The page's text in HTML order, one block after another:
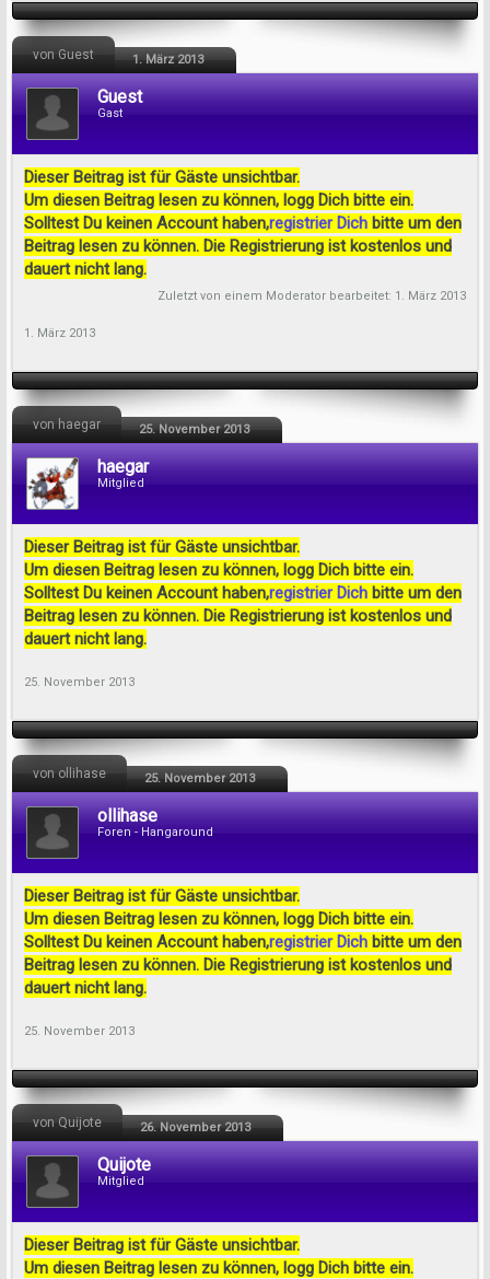
von Guest 1. März 2013
Guest
Gast
Dieser Beitrag ist für Gäste unsichtbar.
Um diesen Beitrag lesen zu können, logg Dich bitte ein.
Solltest Du keinen Account haben,registrier Dich bitte um den
Beitrag lesen zu können. Die Registrierung ist kostenlos und
dauert nicht lang.
Zuletzt von einem Moderator bearbeitet: 1. März 2013
1. März 2013
von haegar 25. November 2013
haegar
Mitglied
Dieser Beitrag ist für Gäste unsichtbar.
Um diesen Beitrag lesen zu können, logg Dich bitte ein.
Solltest Du keinen Account haben,registrier Dich bitte um den
Beitrag lesen zu können. Die Registrierung ist kostenlos und
dauert nicht lang.
25. November 2013
von ollihase 25. November 2013
ollihase
Foren - Hangaround
Dieser Beitrag ist für Gäste unsichtbar.
Um diesen Beitrag lesen zu können, logg Dich bitte ein.
Solltest Du keinen Account haben,registrier Dich bitte um den
Beitrag lesen zu können. Die Registrierung ist kostenlos und
dauert nicht lang.
25. November 2013
von Quijote 26. November 2013
Quijote
Mitglied
Dieser Beitrag ist für Gäste unsichtbar.
Um diesen Beitrag lesen zu können, logg Dich bitte ein.